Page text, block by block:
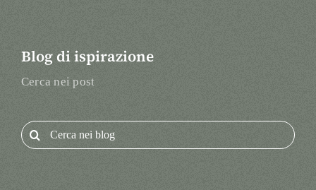
Blog di ispirazione
Cerca nei post
Search
for: